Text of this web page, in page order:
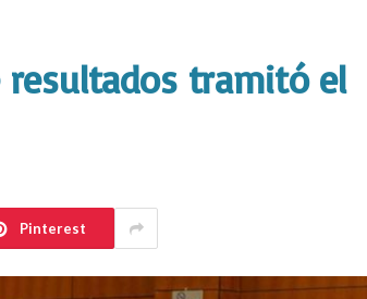
resultados tramitó el
Pinterest